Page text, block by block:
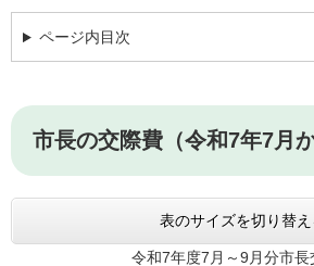
ページ内目次
市長の交際費（令和7年7月
表のサイズを切り替え
令和7年度7月～9月分市長